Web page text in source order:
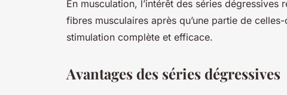
En musculation, l’intérêt des séries dégressives
fibres musculaires après qu’une partie de
stimulation complète et efficace.
Avantages des séries dégressives